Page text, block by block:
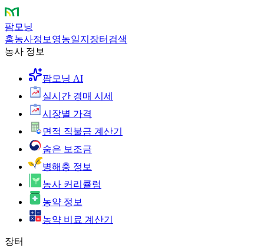
팜모닝
홈농사정보 영농일지 장터 검색
농사 정보
팜모닝 AI
실시간 경매 시세
시장별 가격
면적 직불금 계산기
숨은 보조금
병해충 정보
농사 커리큘럼
농약 정보
농약 비료 계산기
장터